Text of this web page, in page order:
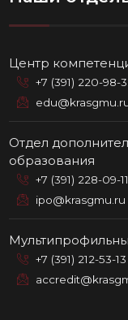
Центр
+7 (391) 220-98-
Отдел
образования
+7 (391) 228-09-11
ipo@krasgmu.ru
+7 (391) 212-53-13